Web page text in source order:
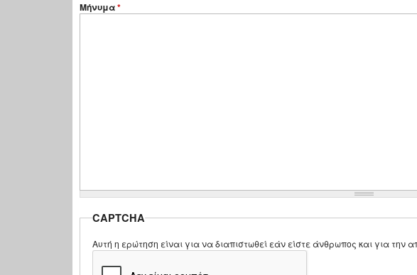
Μήνυμα*
CAPTCHA
Αυτή η ερώτηση είναι για να διαπιστωθεί εάν είστε άνθρωπος και για